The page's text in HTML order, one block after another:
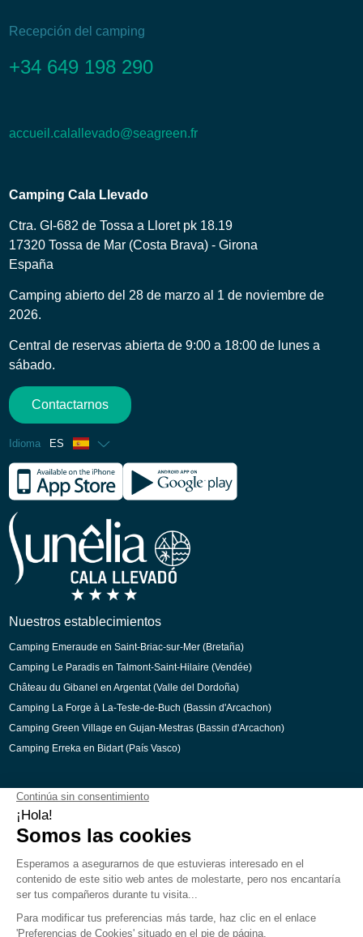
Recepción del camping
+34 649 198 290
accueil.calallevado@seagreen.fr
Camping Cala Llevado
Ctra. GI-682 de Tossa a Lloret pk 18.19
17320 Tossa de Mar (Costa Brava) - Girona
España
Camping abierto del 28 de marzo al 1 de noviembre de
2026.
Central de reservas abierta de 9:00 a 18:00 de lunes a
sábado.
Contactarnos
Idioma ES
Francés
Inglés
Holandés
Nuestros establecimientos
Camping Emeraude en Saint-Briac-sur-Mer (Bretaña)
Camping Le Paradis en Talmont-Saint-Hilaire (Vendée)
Château du Gibanel en Argentat (Valle del Dordoña)
Camping La Forge à La-Teste-de-Buch (Bassin d'Arcachon)
Camping Green Village en Gujan-Mestras (Bassin d'Arcachon)
Camping Erreka en Bidart (País Vasco)
Pago seguro
Aviso Legal
Preferencias de cookies
Reclutamiento